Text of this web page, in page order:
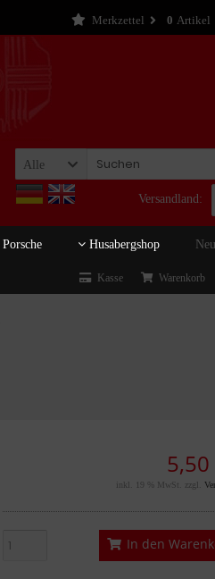
Merkzettel 0 Artikel
Alle
Versandland:
Porsche Husabergshop
Warenkorb
Kasse
5,50
inkl. 19 % MwSt. zzgl.
In den